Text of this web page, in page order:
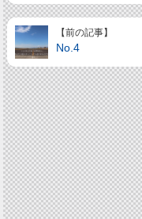
【前の記事】
No.4